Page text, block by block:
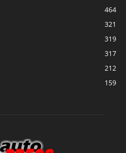
464
321
319
317
212
159